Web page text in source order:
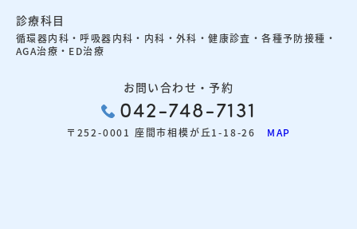
診療科目
循環器内科・呼吸器内科・内科・外科・健康診査・各種予防接種・
AGA治療・ED治療
お問い合わせ・予約
042-748-7131
〒252-0001 座間市相模が丘1-18-26 MAP